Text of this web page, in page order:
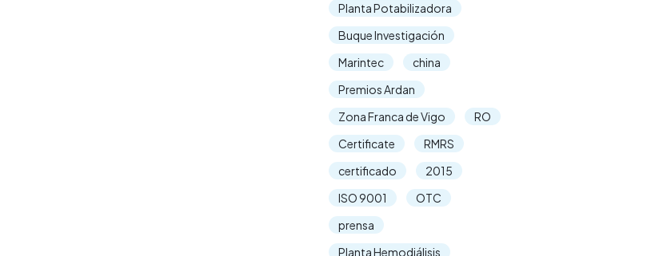
Planta Potabilizadora
Buque Investigación
Marintec
china
Premios Ardan
Zona Franca de Vigo
RO
Certificate
RMRS
certificado
2015
ISO 9001
OTC
prensa
Planta Hemodiálisis